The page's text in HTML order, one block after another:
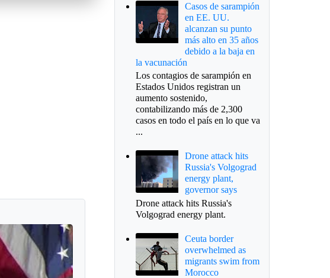
Casos de sarampión
en EE. UU.
alcanzan su punto
más alto en 35 años
debido a la baja en
la vacunación
Los contagios de sarampión en
Estados Unidos registran un
aumento sostenido,
contabilizando más de 2,300
casos en todo el país en lo que va
...
Drone attack hits
Russia's Volgograd
energy plant,
governor says
Drone attack hits Russia's
Volgograd energy plant.
Ceuta border
overwhelmed as
migrants swim from
Morocco